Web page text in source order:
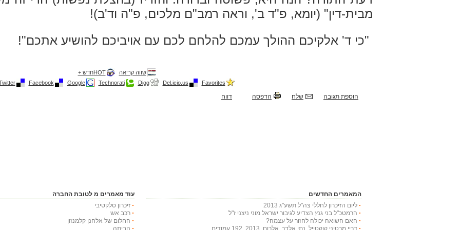
מבית-דין" (יומא, פ"ד ב', וראה רמב"ם מלכים, פ"ה וד'ב)!
"כי ד' אלקיכם ההולך עמכם להלחם לכם עם אויביכם להושיע אתכם"!
שווה קריאה
HOTחדש +
Favorites
Del.icio.us
Digg
Technorati
Google
Facebook
הוספת תגובה שלח הדפסה דווח
המאמרים החדשים
ליום הזיכרון לחללי צה"ל תשע"ג 2013
הרמטכ"ל בני גנץ הצדיע לגיבור ישראל מוני ניצני ז"ל
האם השואה יכולה לחזור על עצמה?
דריי מרטיני קוקטייל, נתי אלדר, אלרום, 2013, 192 עמודים
עוד מאמרים מ לטובת החברה
זיכרון סלקטיבי
רכב אש
החלום של אלחנן קלמנזון
הביתה...